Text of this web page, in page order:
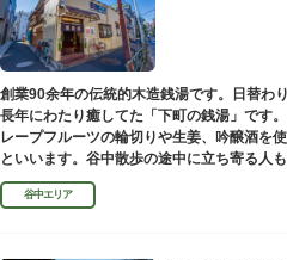
創業90余年の伝統的木造銭湯です。日替わ
長年にわたり癒してた「下町の銭湯」です
レープフルーツの輪切りや生姜、吟醸酒を
といいます。谷中散歩の途中に立ち寄る人も
谷中エリア